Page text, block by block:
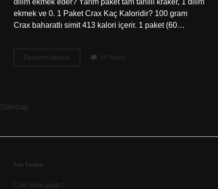
dilim ekmek eder? Yarım paket tam tahıllı kraker, 1 dilim
ekmek ve 0. 1 Paket Crax Kaç Kaloridir? 100 gram
Crax baharatlı simit 413 kalori içerir. 1 paket (60…
Devamını okuyun
Paket
14 Yorum
Sitemap
Sidebar
Son Yazılar
Cimri’yi kim yazdı ?